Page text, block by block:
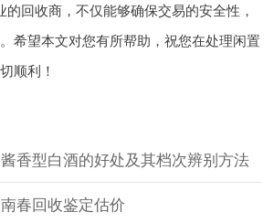
的回收商，不仅能够确保交易的安全性，
希望本文对您有所帮助，祝您在处理闲置
顺利！
香型白酒的好处及其档次辨别方法
春回收鉴定估价